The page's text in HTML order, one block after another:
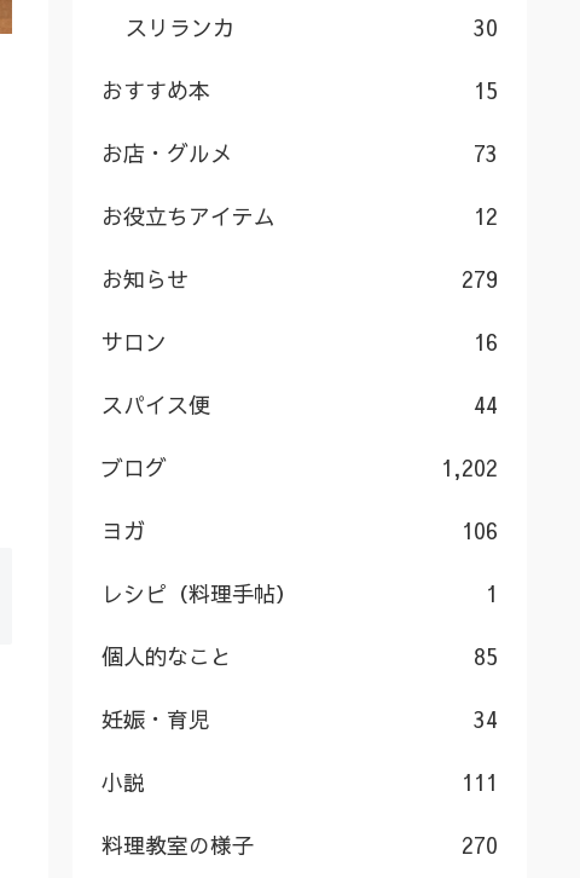
スリランカ 30
おすすめ本 15
お店・グルメ 73
お役立ちアイテム 12
お知らせ 279
サロン 16
スパイス便 44
ブログ 1,202
ヨガ 106
レシピ（料理手帖） 1
個人的なこと 85
妊娠・育児 34
小説 111
料理教室の様子 270